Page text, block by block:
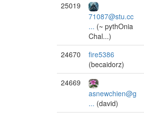
25019
71087@stu.cc
... (~ pythOnia
Chal...)
24670
fire5386
(becaidorz)
24669
asnewchien@g
... (david)